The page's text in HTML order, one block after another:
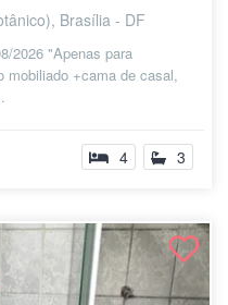
Brasília - DF
2026 "Apenas para
mobiliado +cama de casal,
4 3